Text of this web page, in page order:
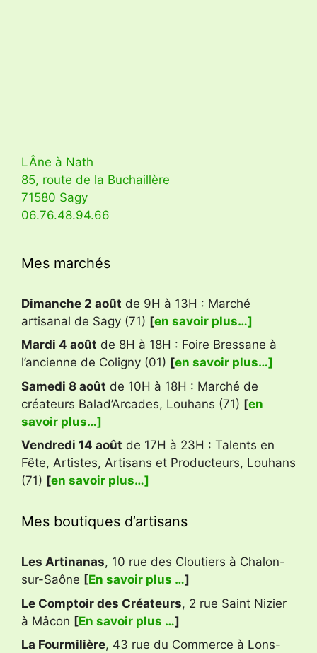
LÂne à Nath
85, route de la Buchaillère
71580 Sagy
06.76.48.94.66
Mes marchés
Dimanche 2 août de 9H à 13H : Marché
artisanal de Sagy (71) [en savoir plus…]
Mardi 4 août de 8H à 18H : Foire Bressane à
l’ancienne de Coligny (01) [en savoir plus…]
Samedi 8 août de 10H à 18H : Marché de
créateurs Balad’Arcades, Louhans (71) [en
savoir plus…]
Vendredi 14 août de 17H à 23H : Talents en
Fête, Artistes, Artisans et Producteurs, Louhans
(71) [en savoir plus…]
Mes boutiques d’artisans
Les Artinanas, 10 rue des Cloutiers à Chalon-
sur-Saône [En savoir plus …]
Le Comptoir des Créateurs, 2 rue Saint Nizier
à Mâcon [En savoir plus …]
La Fourmilière, 43 rue du Commerce à Lons-